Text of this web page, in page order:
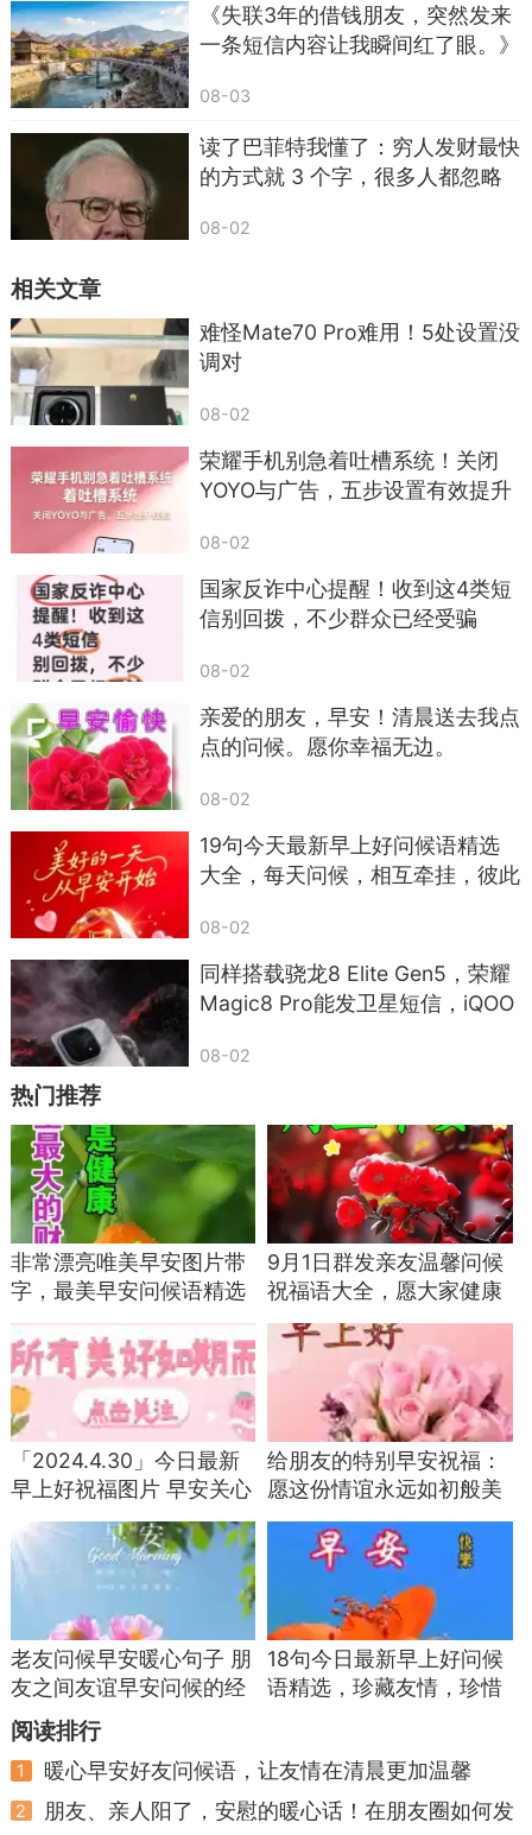
《失联3年的借钱朋友，突然发来
一条短信内容让我瞬间红了眼。》
08-03
读了巴菲特我懂了：穷人发财最快
的方式就 3 个字，很多人都忽略
08-02
相关文章
难怪Mate70 Pro难用！5处设置没
调对
08-02
荣耀手机别急着吐槽系统！关闭
YOYO与广告，五步设置有效提升
08-02
国家反诈中心提醒！收到这4类短
信别回拨，不少群众已经受骗
08-02
亲爱的朋友，早安！清晨送去我点
点的问候。愿你幸福无边。
08-02
19句今天最新早上好问候语精选
大全，每天问候，相互牵挂，彼此
08-02
同样搭载骁龙8 Elite Gen5，荣耀
Magic8 Pro能发卫星短信，iQOO
08-02
热门推荐
非常漂亮唯美早安图片带
字，最美早安问候语精选
关心亲友祝福语
9月1日群发亲友温馨问候
祝福语大全，愿大家健康
快乐，周五愉快！
「2024.4.30」今日最新
早上好祝福图片 早安关心
朋友的问候语
给朋友的特别早安祝福：
愿这份情谊永远如初般美
好
老友问候早安暖心句子 朋
友之间友谊早安问候的经
典句子
18句今日最新早上好问候
语精选，珍藏友情，珍惜
阅读排行
1 暖心早安好友问候语，让友情在清晨更加温馨
2
朋友、亲人阳了，安慰的暖心话！在朋友圈如何发